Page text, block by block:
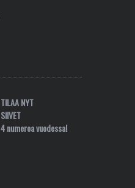
TILAA NYT
SIIVET
4 numeroa vuodessa!